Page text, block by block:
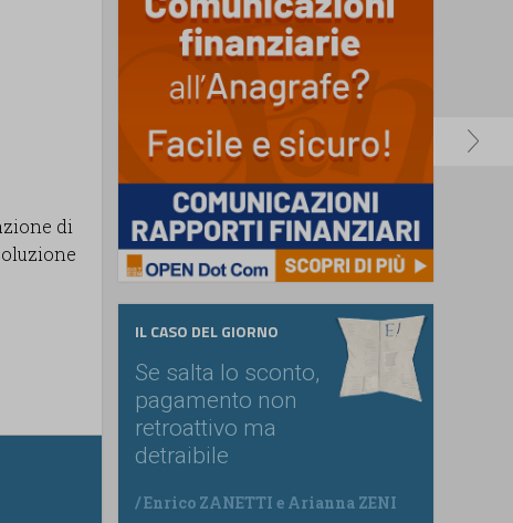
di
IL CASO DEL GIORNO
Se salta lo sconto,
pagamento non
retroattivo ma
detraibile
/Enrico ZANETTI e Arianna ZENI